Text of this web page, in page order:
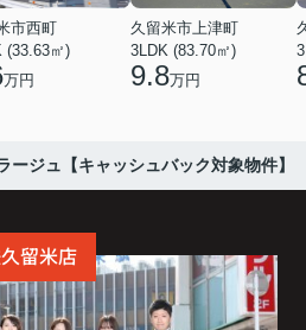
市西町
(33.63㎡)
万円
久留米市上津町
3LDK (83.70㎡)
9.8万円
ージュ【キャッシュバック対象物件】
留米店